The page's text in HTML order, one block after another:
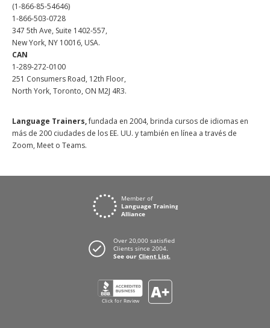
(1-866-85-54646)
1-866-503-0728
347 5th Ave, Suite 1402-557,
New York, NY 10016, USA.
CAN
1-289-272-0100
251 Consumers Road, 12th Floor,
North York, Toronto, ON M2J 4R3.
Language Trainers,fundada en 2004, brinda cursos de idiomas en
más de 200 ciudades de los EE. UU. y también en línea a través de
Zoom, Meet o Teams.